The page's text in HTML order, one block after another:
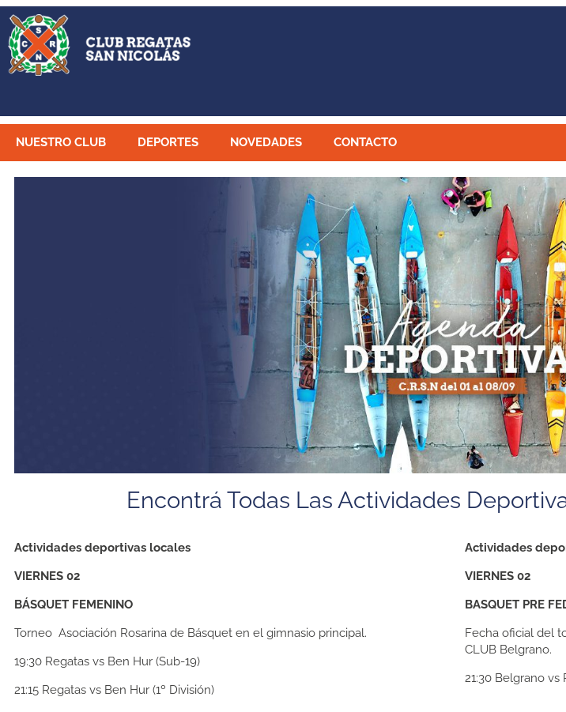
NUESTRO CLUB DEPORTES NOVEDADES CONTACTO
Encontrá Todas Las Actividades
Actividades deportivas locales
VIERNES 02
BÁSQUET FEMENINO
Torneo Asociación Rosarina de Básquet en el gimnasio principal.
19:30 Regatas vs Ben Hur (Sub-19)
21:15 Regatas vs Ben Hur (1º División)
Actividades
VIERNES 02
BASQUET PRE
Fecha oficial del
CLUB Belgrano.
21:30 Belgrano vs